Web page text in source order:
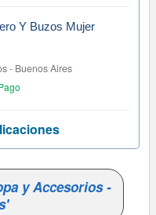
Y Buzos Mujer
- Buenos Aires
y Accesorios -